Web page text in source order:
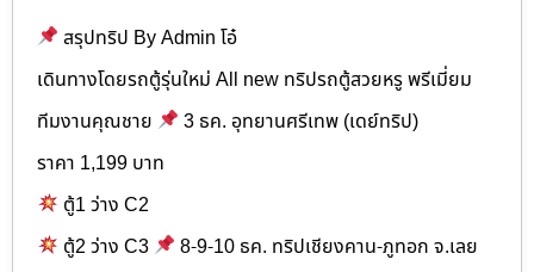
สรุปทริป By Admin โอ๋
เดินทางโดยรถตู้รุ่นใหม่ All new ทริปรถตู้สวยหรู พรีเมี่ยม
ทีมงานคุณชาย
3 ธค. อุทยานศรีเทพ (เดย์ทริป)
ราคา 1,199 บาท
ตู้1 ว่าง C2
ตู้2 ว่าง C3
8-9-10 ธค. ทริปเชียงคาน-ภูทอก จ.เลย